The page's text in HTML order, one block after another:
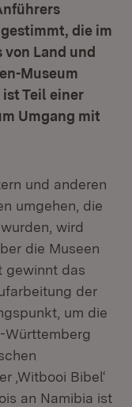
die im
von Land und
Museum
Teil einer
Umgang mit
und anderen
umgehen, die
wird
die Museen
gewinnt das
der
um die
Württemberg
‚Witbooi Bibel‘
an Namibia ist